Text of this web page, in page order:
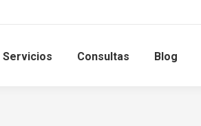
Servicios Consultas Blog